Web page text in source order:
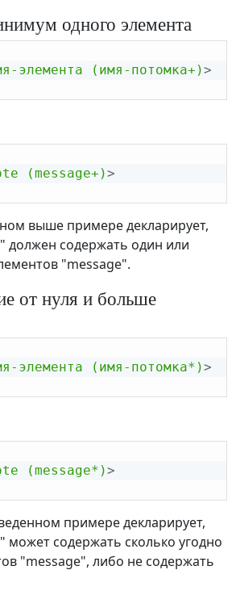
одного элемента
элемента (имя-потомка+)>
(message+)>
выше примере декларирует,
должен содержать один или
"message".
от нуля и больше
элемента (имя-потомка*)>
(message*)>
примере декларирует,
может содержать сколько угодно
"message", либо не содержать